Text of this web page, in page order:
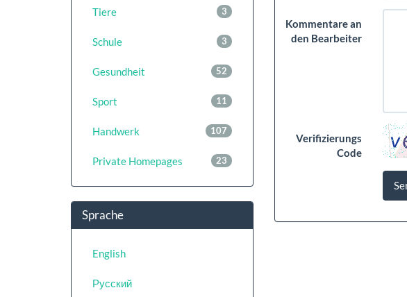
3
Tiere
3
Schule
52
Gesundheit
11
Sport
107
Handwerk
23
Private Homepages
Sprache
English
Русский
Kommentare an
den Bearbeiter
Verifizierungs
Code